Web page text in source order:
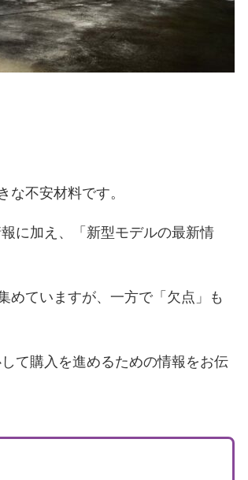
な不安材料です。
に加え、「新型モデルの最新情
めていますが、一方で「欠点」も
て購入を進めるための情報をお伝